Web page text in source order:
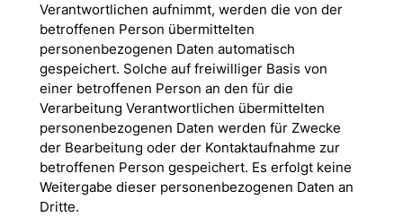
Verantwortlichen aufnimmt, werden die von der
betroffenen Person übermittelten
personenbezogenen Daten automatisch
gespeichert. Solche auf freiwilliger Basis von
einer betroffenen Person an den für die
Verarbeitung Verantwortlichen übermittelten
personenbezogenen Daten werden für Zwecke
der Bearbeitung oder der Kontaktaufnahme zur
betroffenen Person gespeichert. Es erfolgt keine
Weitergabe dieser personenbezogenen Daten an
Dritte.